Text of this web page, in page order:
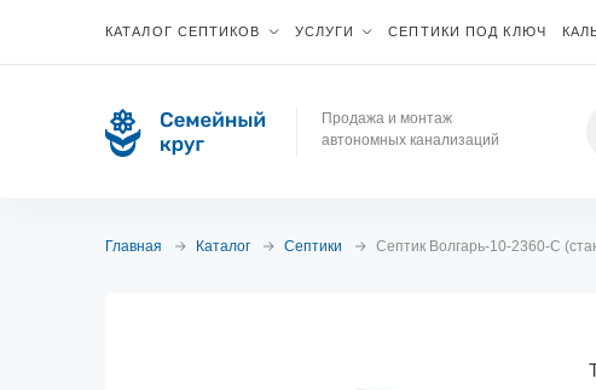
КАТАЛОГ СЕПТИКОВ УСЛУГИ СЕПТИКИ ПОД КЛЮЧ
Продажа и монтаж
автономных канализаций
Главная Каталог Септики Септик Волгарь-10-2360-С